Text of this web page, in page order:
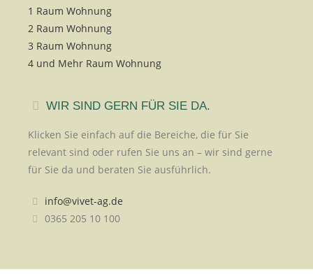
1 Raum Wohnung
2 Raum Wohnung
3 Raum Wohnung
4 und Mehr Raum Wohnung
WIR SIND GERN FÜR SIE DA.
Klicken Sie einfach auf die Bereiche, die für Sie
relevant sind oder rufen Sie uns an – wir sind gerne
für Sie da und beraten Sie ausführlich.
info@vivet-ag.de
0365 205 10 100